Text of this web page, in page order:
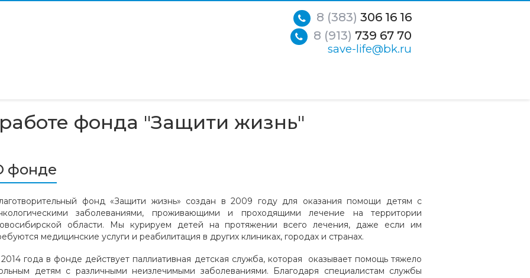
8 (383) 306 16 16
8 (913) 739 67 70
save-life@bk.ru
фонда "Защити жизнь"
фонде
фонд «Защити жизнь» создан в 2009 году для оказания помощи детям с
заболеваниями, проживающими и проходящими лечение на территории
области. Мы курируем детей на протяжении всего лечения, даже если им
медицинские услуги и реабилитация в других клиниках, городах и странах.
года в фонде действует паллиативная детская служба, которая оказывает помощь тяжело
детям с различными неизлечимыми заболеваниями. Благодаря специалистам службы